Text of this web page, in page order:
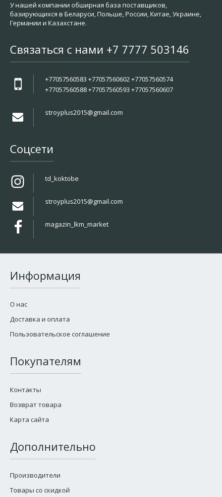
У нашей компании обширная база поставщиков,
базирующихся в Беларуси, Польше, России, Китае, Украине,
Германии и Казахстане.
Связаться с нами +7 7777 503146
+77057560583 +77057560602 +77057560574
+77057560588 +77057560593 +77057560607
stroyplus2015@gmail.com
Соцсети
td_koktobe
stroyplus2015@gmail.com
magazin_lkm_market
Информация
О нас
Доставка и оплата
Пользовательское соглашение
Покупателям
Контакты
Возврат товара
Карта сайта
Дополнительно
Производители
Товары со скидкой